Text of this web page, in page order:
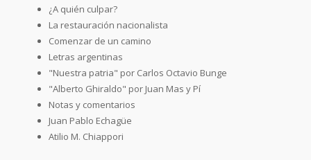
¿A quién culpar?
La restauración nacionalista
Comenzar de un camino
Letras argentinas
"Nuestra patria" por Carlos Octavio Bunge
"Alberto Ghiraldo" por Juan Mas y Pí
Notas y comentarios
Juan Pablo Echagüe
Atilio M. Chiappori